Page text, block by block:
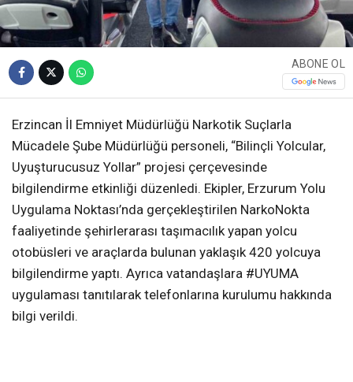
ABONE OL
Erzincan İl Emniyet Müdürlüğü Narkotik Suçlarla
Mücadele Şube Müdürlüğü personeli, “Bilinçli Yolcular,
Uyuşturucusuz Yollar” projesi çerçevesinde
bilgilendirme etkinliği düzenledi. Ekipler, Erzurum Yolu
Uygulama Noktası’nda gerçekleştirilen NarkoNokta
faaliyetinde şehirlerarası taşımacılık yapan yolcu
otobüsleri ve araçlarda bulunan yaklaşık 420 yolcuya
bilgilendirme yaptı. Ayrıca vatandaşlara #UYUMA
uygulaması tanıtılarak telefonlarına kurulumu hakkında
bilgi verildi.